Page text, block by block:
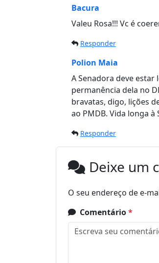
Bacura
Valeu Rosa!!! Vc é
Responder
Polion Maia
A Senadora deve estar
permanência dela no
bravatas, digo, lições
ao PMDB. Vida longa
Responder
Deixe um
O seu endereço de e-
Comentário*